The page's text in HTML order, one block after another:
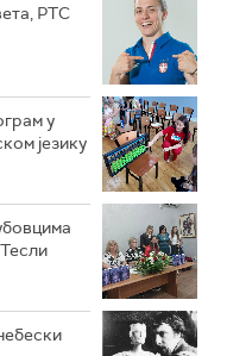
РТС
у
језику